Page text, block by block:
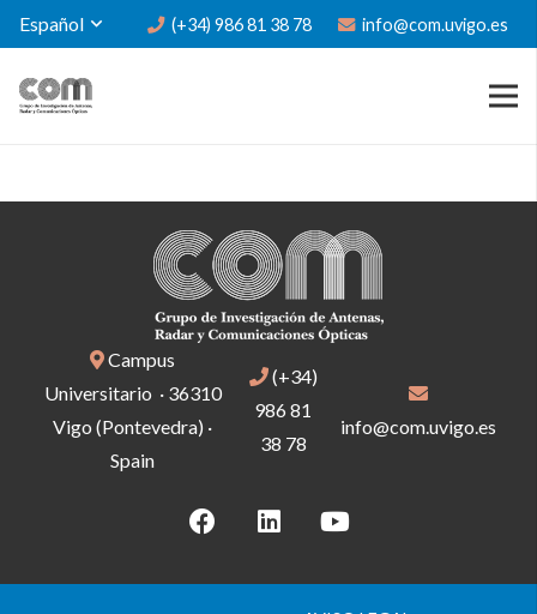
Español (+34) 986 81 38 78 info@com.uvigo.es
Campus
Universitario · 36310
Vigo (Pontevedra) ·
Spain
(+34)
986 81
38 78
info@com.uvigo.es